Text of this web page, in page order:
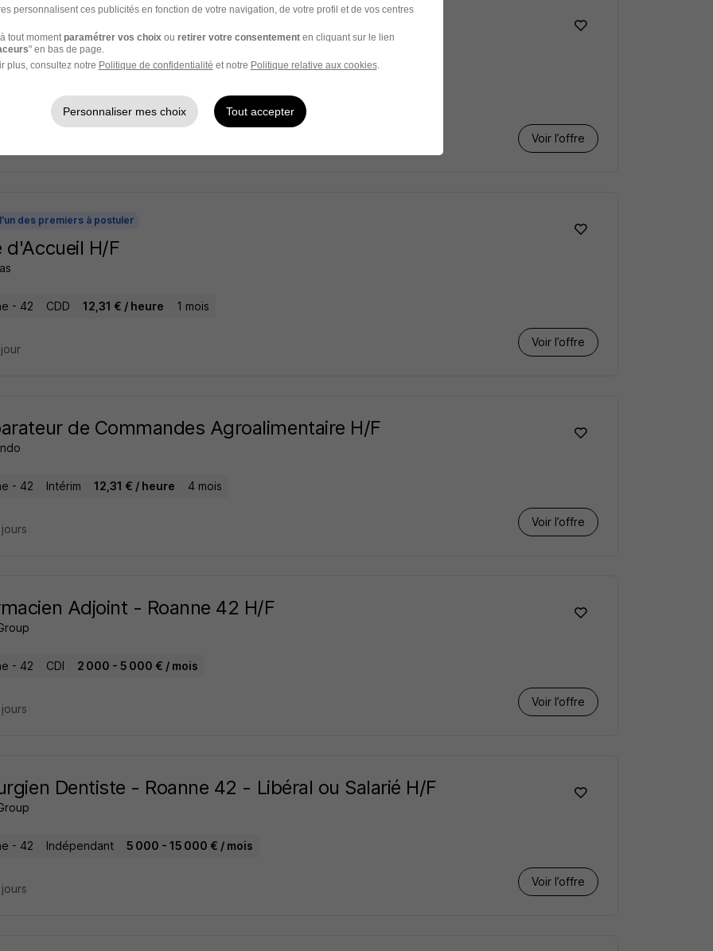
des premiers à postuler
Commercial en Immobilier H/F
Indépendant
Voir l’offre
des premiers à postuler
d'Accueil H/F
- 42 CDD 12,31 € / heure 1 mois
Voir l’offre
de Commandes Agroalimentaire H/F
- 42 Intérim 12,31 € / heure 4 mois
Voir l’offre
Adjoint - Roanne 42 H/F
- 42 CDI 2 000 - 5 000 € / mois
Voir l’offre
Dentiste - Roanne 42 - Libéral ou Salarié H/F
- 42 Indépendant 5 000 - 15 000 € / mois
Voir l’offre
personnalisent ces publicités en fonction de votre navigation, de votre profil et de vos centres
tout moment paramétrer vos choix ou retirer votre consentementen cliquant sur le lien
" en bas de page.
plus, consultez notre Politique de confidentialité et notre Politique relative aux cookies.
Personnaliser mes choix Tout accepter